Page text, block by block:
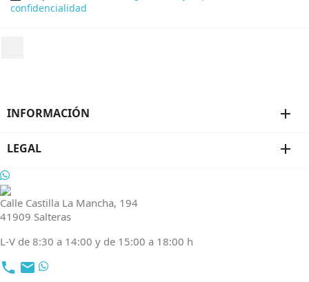
confidencialidad
INFORMACIÓN add
LEGAL add
Calle Castilla La Mancha, 194
41909 Salteras
L-V de 8:30 a 14:00 y de 15:00 a 18:00 h
local_phone email